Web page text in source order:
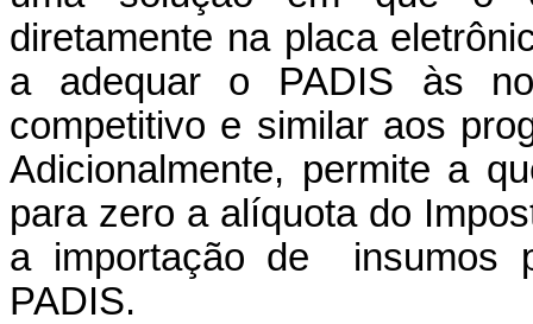
diretamente na placa
a adequar o PADIS às
competitivo e similar aos
Adicionalmente, permite a
para zero a alíquota do
a importação de insumos
PADIS.